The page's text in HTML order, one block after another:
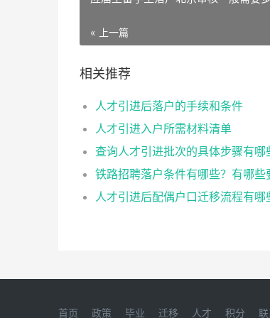
« 上一篇
相关推荐
人才引进后落户的手续和条件
人才引进入户所需材料清单
查询人才引进批次的具体步骤有哪
铁路招聘落户条件有哪些？有哪些
人才引进后配偶户口迁移流程有哪
首页 政策 毕业 迁移 人才 积分